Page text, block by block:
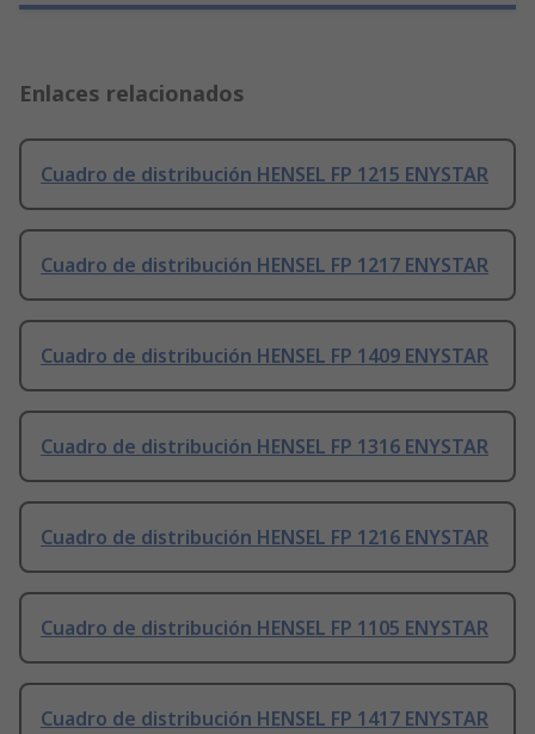
Enlaces relacionados
Cuadro de distribución HENSEL FP 1215 ENYSTAR
Cuadro de distribución HENSEL FP 1217 ENYSTAR
Cuadro de distribución HENSEL FP 1409 ENYSTAR
Cuadro de distribución HENSEL FP 1316 ENYSTAR
Cuadro de distribución HENSEL FP 1216 ENYSTAR
Cuadro de distribución HENSEL FP 1105 ENYSTAR
Cuadro de distribución HENSEL FP 1417 ENYSTAR